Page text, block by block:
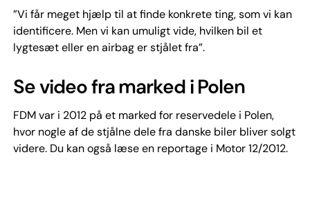
”Vi får meget hjælp til at finde konkrete ting, som vi kan
identificere. Men vi kan umuligt vide, hvilken bil et
lygtesæt eller en airbag er stjålet fra”.
Se video fra marked i Polen
FDM var i 2012 på et marked for reservedele i Polen,
hvor nogle af de stjålne dele fra danske biler bliver solgt
videre. Du kan også læse en reportage i Motor 12/2012.